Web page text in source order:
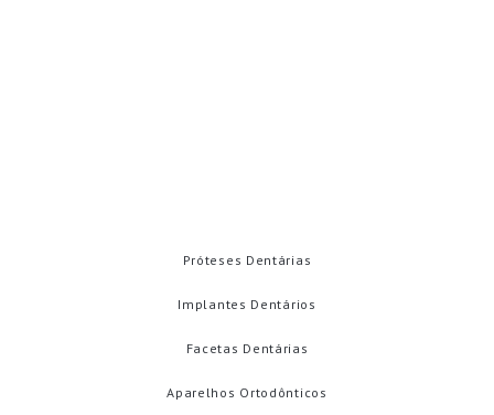
Próteses Dentárias
Implantes Dentários
Facetas Dentárias
Aparelhos Ortodônticos